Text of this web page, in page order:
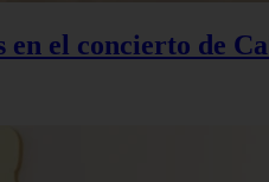
el concierto de